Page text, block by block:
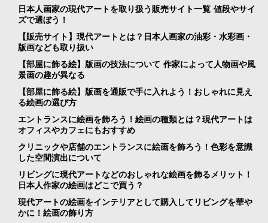
日本人画家の現代アートを取り扱う販売サイト一覧 値段やサイ
ズで選ぼう！
【販売サイト】現代アートとは？日本人画家の油彩・水彩画・
版画なども取り扱い
【部屋に飾る絵】版画の技法について 作家によって人物画や風
景画の趣が異なる
【部屋に飾る絵】版画を通販で手に入れよう！おしゃれに見え
る絵画の選び方
エントランスに絵画を飾ろう！絵画の種類とは？現代アートは
オフィスやカフェにもおすすめ
クリニックや店舗のエントランスに絵画を飾ろう！色彩を意識
した空間演出について
リビングに現代アートなどのおしゃれな絵画を飾るメリット！
日本人作家の絵画はどこで買う？
現代アートの絵画をインテリアとして購入してリビングを華や
かに！絵画の飾り方